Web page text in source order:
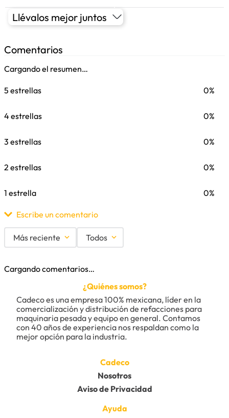
Llévalos mejor juntos
Comentarios
Cargando el resumen…
5 estrellas 0%
4 estrellas 0%
3 estrellas 0%
2 estrellas 0%
1 estrella 0%
Escribe un comentario
Califica el producto de 1 a 5 estrellas
★★★★★
Dirección de email
Más reciente Todos
Cargando comentarios…
¿Quiénes somos?
Cadeco es una empresa 100% mexicana, líder en la
comercialización y distribución de refacciones para
maquinaria pesada y equipo en general. Contamos
con 40 años de experiencia nos respaldan como la
mejor opción para la industria.
Cadeco
Nosotros
Aviso de Privacidad
Ayuda